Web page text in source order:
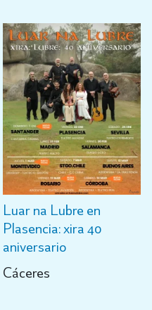
Luar na Lubre en
Plasencia: xira 40
aniversario
Cáceres